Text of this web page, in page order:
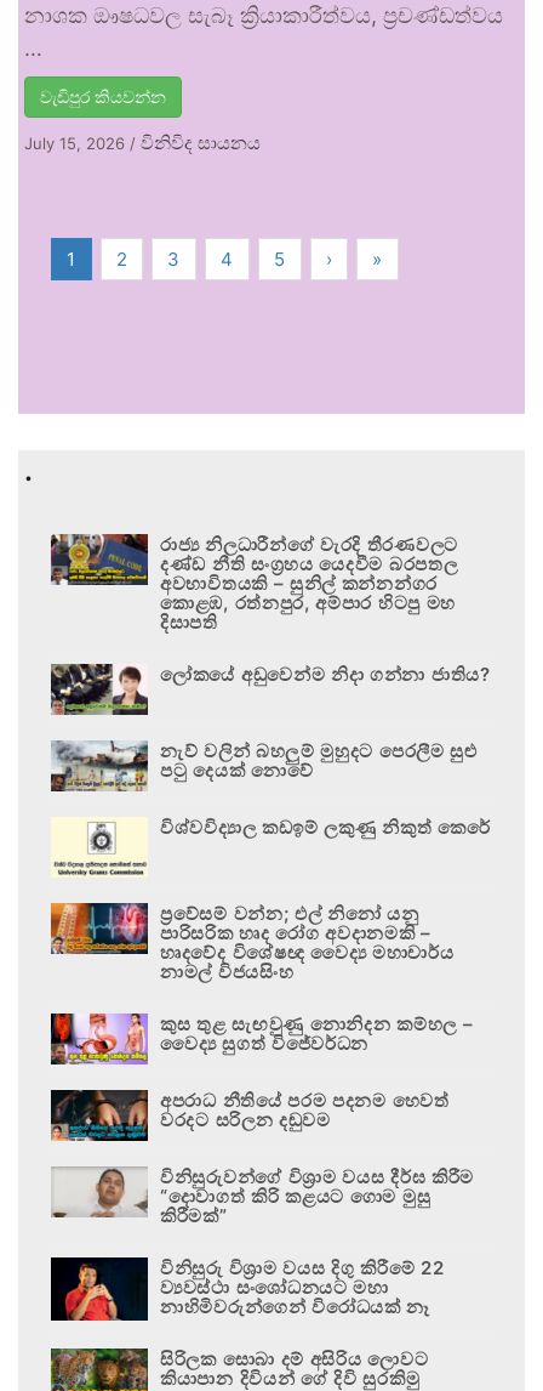
නාශක ඖෂධවල සැබෑ ක්‍රියාකාරීත්වය, ප්‍රචණ්ඩත්වය
…
වැඩිපුර කියවන්න
July 15, 2026 / විනිවිද සායනය
1 2 3 4 5 › »
.
රාජ්‍ය නිලධාරීන්ගේ වැරදි තීරණවලට
දණ්ඩ නීති සංග්‍රහය යෙදවීම බරපතල
අවභාවිතයකි – සුනිල් කන්නන්ගර
කොළඹ, රත්නපුර, අම්පාර හිටපු මහ
දිසාපති
ලෝකයේ අඩුවෙන්ම නිදා ගන්නා ජාතිය?
නැව් වලින් බහලුම් මුහුදට පෙරලීම සුළු
පටු දෙයක් නොවේ
විශ්වවිද්‍යාල කඩඉම් ලකුණු නිකුත් කෙරේ
ප්‍රවේසම් වන්න; එල් නිනෝ යනු
පාරිසරික හෘද රෝග අවදානමකි –
හෘදවේද විශේෂඥ වෛද්‍ය මහාචාර්ය
නාමල් විජයසිංහ
කුස තුළ සැඟවුණු නොනිදන කම්හල –
වෛද්‍ය සුගත් විජේවර්ධන
අපරාධ නීතියේ පරම පදනම හෙවත්
වරදට සරිලන දඬුවම
විනිසුරුවන්ගේ විශ්‍රාම වයස දීර්ඝ කිරීම
“දොවාගත් කිරි කළයට ගොම මුසු
කිරීමක්”
විනිසුරු විශ්‍රාම වයස දිගු කිරීමේ 22
ව්‍යවස්ථා සංශෝධනයට මහා
නාහිමිවරුන්ගෙන් විරෝධයක් නෑ
සිරිලක සොබා දම් අසිරිය ලොවට
කියාපාන දිවියන් ගේ දිවි සුරකිමු